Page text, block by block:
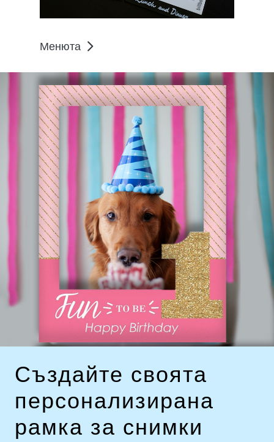
Менюта
Създайте своята
персонализирана
рамка за снимки